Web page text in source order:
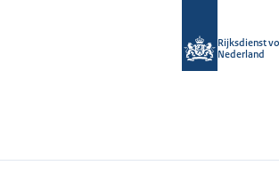
Rijksdienst
Nederland